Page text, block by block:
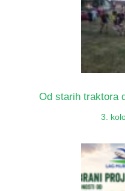
Od starih traktora
3.